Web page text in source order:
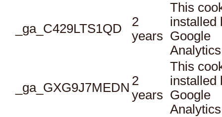
_ga_C429LTS1QD
2
years
This
installed
Google
_ga_GXG9J7MEDN 2
years
This
installed
Google